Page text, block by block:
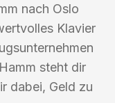
nach Oslo
Klavier
steht dir
dabei, Geld zu